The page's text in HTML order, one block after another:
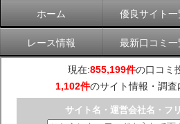
ホーム 優良サイト一
レース情報 最新口コミ一
現在:855,199件の口コミ
1,102件のサイト情報・調
サイト名・運営会社名・フ